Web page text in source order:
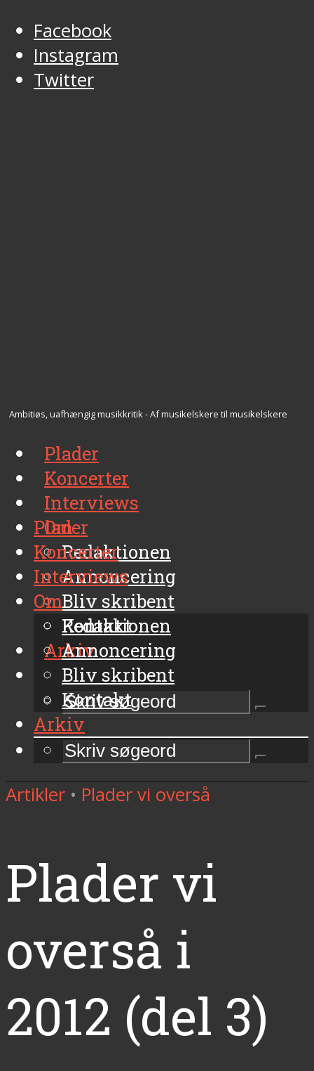
Facebook
Instagram
Twitter
Ambitiøs, uafhængig musikkritik - Af musikelskere til musikelskere
Plader
Koncerter
Interviews
Om
Redaktionen
Annoncering
Bliv skribent
Kontakt
Arkiv
Plader
Koncerter
Interviews
Om
Redaktionen
Annoncering
Bliv skribent
Kontakt
Arkiv
Artikler • Plader vi overså
Plader vi
overså i
2012 (del 3)